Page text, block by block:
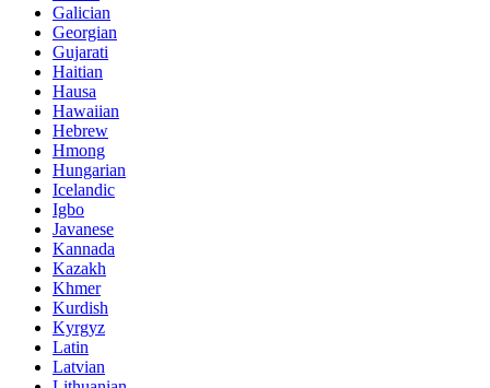
Galician
Georgian
Gujarati
Haitian
Hausa
Hawaiian
Hebrew
Hmong
Hungarian
Icelandic
Igbo
Javanese
Kannada
Kazakh
Khmer
Kurdish
Kyrgyz
Latin
Latvian